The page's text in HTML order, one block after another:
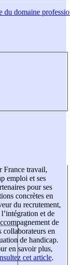
du domaine
France travail,
emploi et ses
pour ses
concrètes en
du recrutement,
l’intégration et de
de
collaborateurs en
de handicap.
en savoir plus,
cet article.